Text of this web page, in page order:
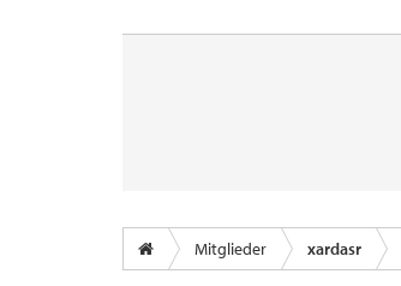
Mitglieder xardasr